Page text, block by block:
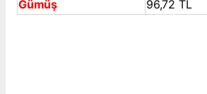
Gümüş
96,72 TL